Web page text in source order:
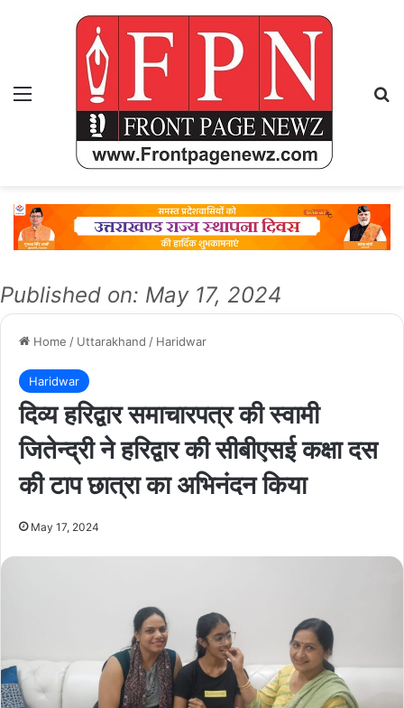
Menu
Published on: May 17, 2024
Home / Uttarakhand / Haridwar
Haridwar
दिव्य हरिद्वार समाचारपत्र की स्वामी
जितेन्द्री ने हरिद्वार की सीबीएसई कक्षा दस
की टाप छात्रा का अभिनंदन किया
May 17, 2024